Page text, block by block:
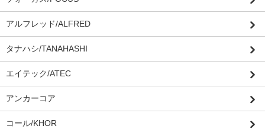
アルフレッド/ALFRED
タナハシ/TANAHASHI
エイテック/ATEC
アンカーコア
コール/KHOR